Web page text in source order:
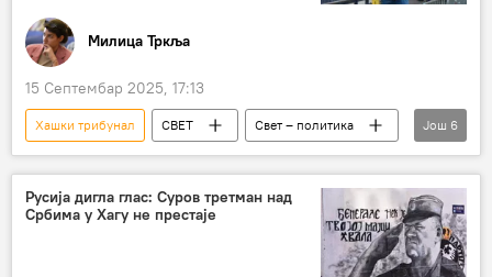
Милица Тркља
15 Септембар 2025, 17:13
Хашки трибунал СВЕТ
Свет – политика
Анализе и мишљења
Хаг
Хашим Тачи
Горан Петронијевић
Још 6
Русија дигла глас: Суров третман над
Србима у Хагу не престаје